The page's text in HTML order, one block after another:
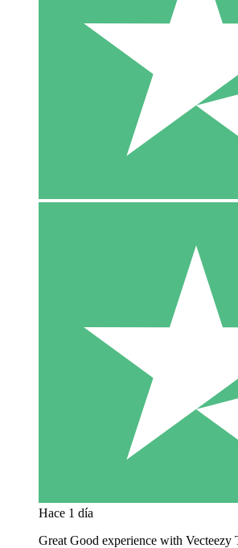
Hace 1 día
Great Good experience with Vecteezy